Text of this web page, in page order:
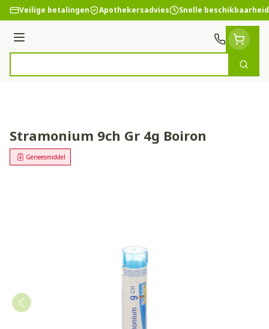
Ga naar de inhoud
Veilige betalingen Apothekersadvies Snelle beschikbaarheid
Menu
Zoek
Stramonium 9ch Gr 4g Boiron
Geneesmiddel